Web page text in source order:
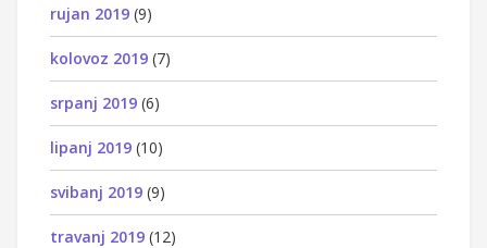
rujan 2019 (9)
kolovoz 2019 (7)
srpanj 2019 (6)
lipanj 2019 (10)
svibanj 2019 (9)
travanj 2019 (12)